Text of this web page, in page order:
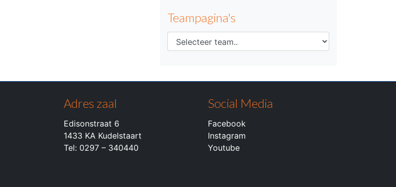
Teampagina's
Adres zaal
Edisonstraat 6
1433 KA Kudelstaart
Tel: 0297 – 340440
Social Media
Facebook
Instagram
Youtube